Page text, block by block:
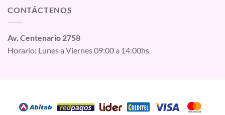
CONTÁCTENOS
Av. Centenario 2758
Horario: Lunes a Viernes 09:00 a 14:00hs